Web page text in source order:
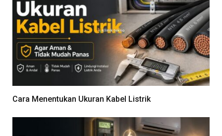
Cara Menentukan Ukuran Kabel Listrik